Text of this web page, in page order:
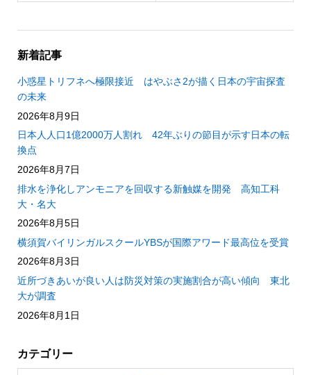
新着記事
小惑星トリフネへ極限接近 はやぶさ2が描く日本の宇宙探査
の未来
2026年8月9日
日本人人口1億2000万人割れ 42年ぶりの節目が示す日本の転
換点
2026年8月7日
排水を浄化しアンモニアを回収する新触媒を開発 高知工科
大・名大
2026年8月5日
横須賀バイリンガルスクールYBSが国際アワード最高位を受賞
2026年8月3日
近所づきあいが良い人は防災対策の実施割合が高い傾向 東北
大が調査
2026年8月1日
カテゴリー